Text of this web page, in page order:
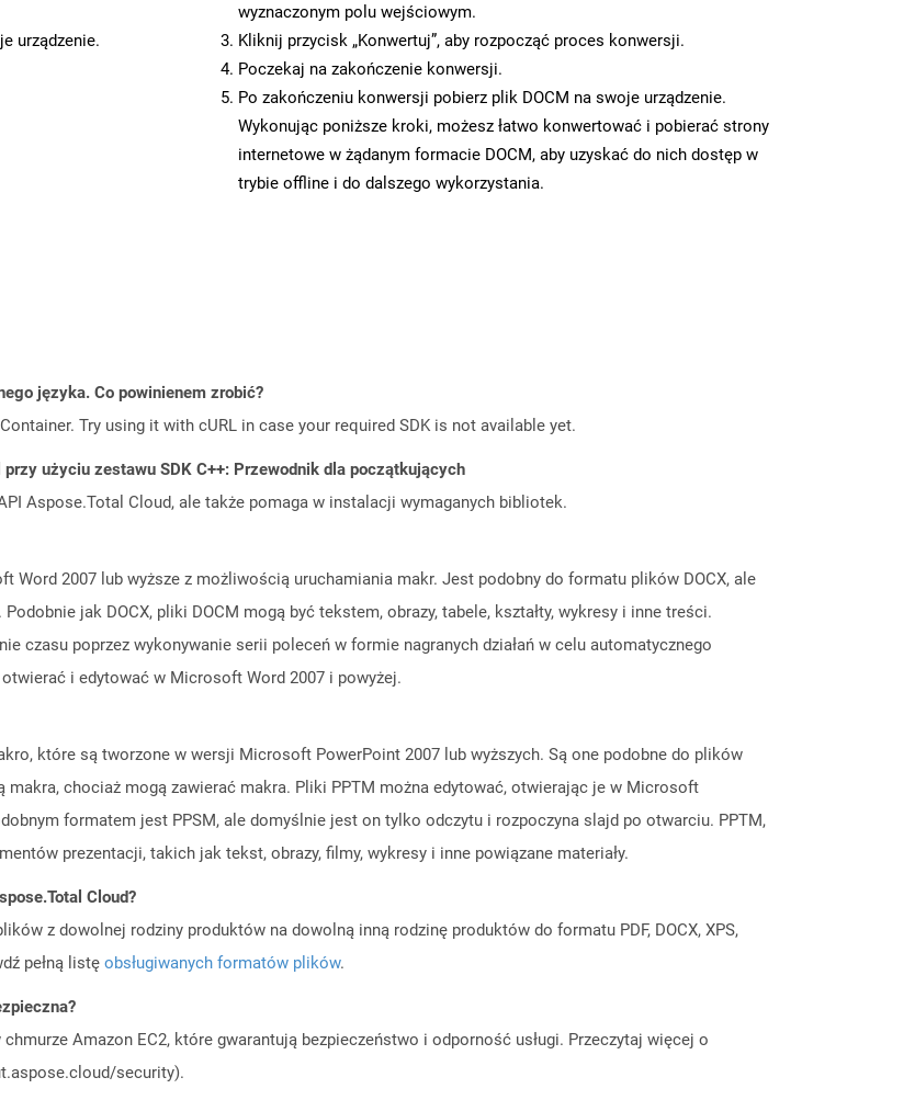
urządzenie.
wyznaczonym polu wejściowym.
Kliknij przycisk „Konwertuj”, aby rozpocząć proces konwersji.
Poczekaj na zakończenie konwersji.
Po zakończeniu konwersji pobierz plik DOCM na swoje urządzenie.
Wykonując poniższe kroki, możesz łatwo konwertować i pobierać strony
internetowe w żądanym formacie DOCM, aby uzyskać do nich dostęp w
trybie offline i do dalszego wykorzystania.
języka. Co powinienem zrobić?
Try using it with cURL in case your required SDK is not available yet.
użyciu zestawu SDK C++: Przewodnik dla początkujących
Aspose.Total Cloud, ale także pomaga w instalacji wymaganych bibliotek.
Word 2007 lub wyższe z możliwością uruchamiania makr. Jest podobny do formatu plików DOCX, ale
jak DOCX, pliki DOCM mogą być tekstem, obrazy, tabele, kształty, wykresy i inne treści.
czasu poprzez wykonywanie serii poleceń w formie nagranych działań w celu automatycznego
i edytować w Microsoft Word 2007 i powyżej.
które są tworzone w wersji Microsoft PowerPoint 2007 lub wyższych. Są one podobne do plików
makra, chociaż mogą zawierać makra. Pliki PPTM można edytować, otwierając je w Microsoft
formatem jest PPSM, ale domyślnie jest on tylko odczytu i rozpoczyna slajd po otwarciu. PPTM,
prezentacji, takich jak tekst, obrazy, filmy, wykresy i inne powiązane materiały.
Cloud?
z dowolnej rodziny produktów na dowolną inną rodzinę produktów do formatu PDF, DOCX, XPS,
pełną listę obsługiwanych formatów plików.
Amazon EC2, które gwarantują bezpieczeństwo i odporność usługi. Przeczytaj więcej o
security).